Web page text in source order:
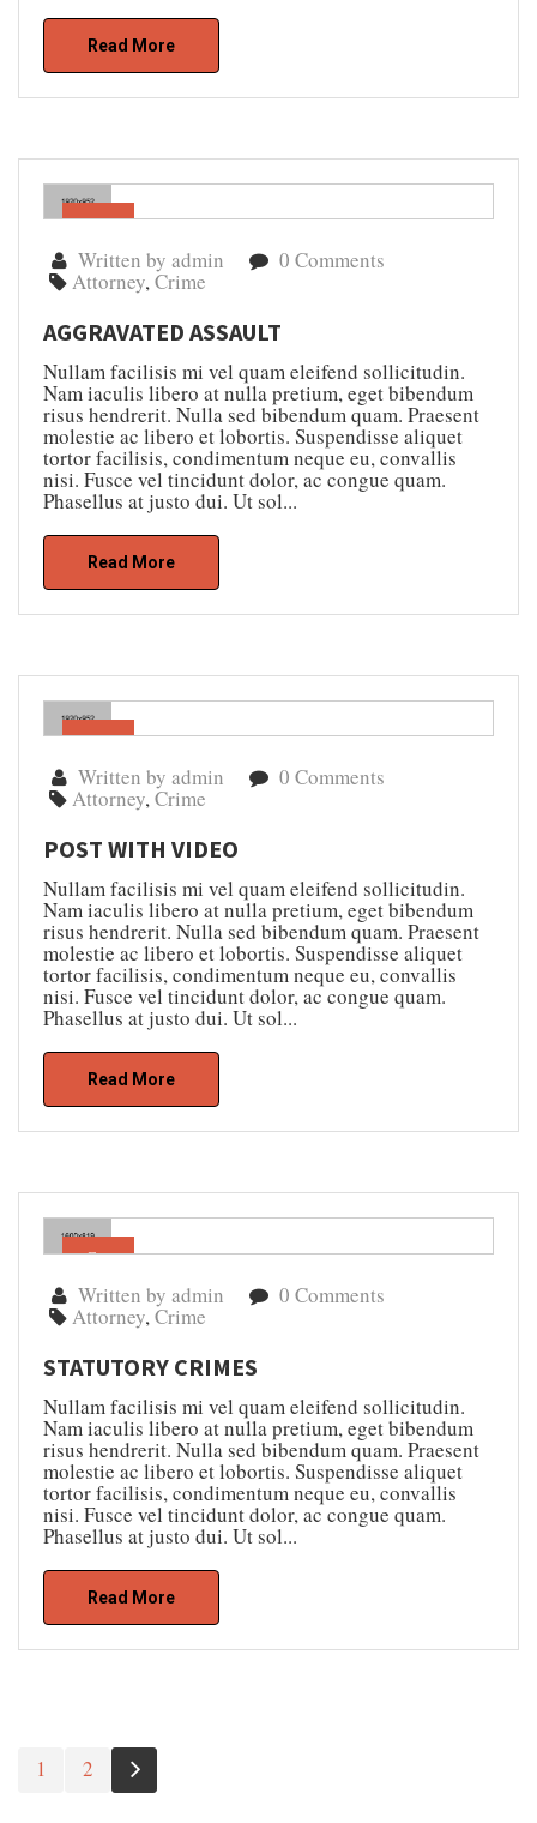
Read More
Gen
05
Written by admin 0 Comments
Attorney,Crime
AGGRAVATED ASSAULT
Nullam facilisis mi vel quam eleifend sollicitudin.
Nam iaculis libero at nulla pretium, eget bibendum
risus hendrerit. Nulla sed bibendum quam. Praesent
molestie ac libero et lobortis. Suspendisse aliquet
tortor facilisis, condimentum neque eu, convallis
nisi. Fusce vel tincidunt dolor, ac congue quam.
Phasellus at justo dui. Ut sol...
Read More
Gen
05
Written by admin 0 Comments
Attorney,Crime
POST WITH VIDEO
Nullam facilisis mi vel quam eleifend sollicitudin.
Nam iaculis libero at nulla pretium, eget bibendum
risus hendrerit. Nulla sed bibendum quam. Praesent
molestie ac libero et lobortis. Suspendisse aliquet
tortor facilisis, condimentum neque eu, convallis
nisi. Fusce vel tincidunt dolor, ac congue quam.
Phasellus at justo dui. Ut sol...
Read More
Gen
05
Written by admin 0 Comments
Attorney,Crime
STATUTORY CRIMES
Nullam facilisis mi vel quam eleifend sollicitudin.
Nam iaculis libero at nulla pretium, eget bibendum
risus hendrerit. Nulla sed bibendum quam. Praesent
molestie ac libero et lobortis. Suspendisse aliquet
tortor facilisis, condimentum neque eu, convallis
nisi. Fusce vel tincidunt dolor, ac congue quam.
Phasellus at justo dui. Ut sol...
Read More
1 2